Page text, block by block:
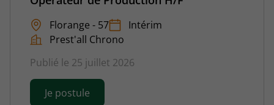
Florange - 57
Intérim
Prest'all Chrono
Publié le 25 juillet 2026
Je postule